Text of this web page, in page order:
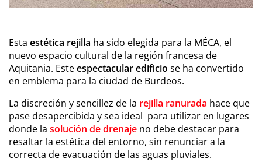
Esta estética rejilla ha sido elegida para la MÉCA, el
nuevo espacio cultural de la región francesa de
Aquitania. Esteespectacular edificio se ha convertido
en emblema para la ciudad de Burdeos.
La discreción y sencillez de la rejilla ranurada hace que
pase desapercibida y sea ideal para utilizar en lugares
donde la solución de drenaje no debe destacar para
resaltar la estética del entorno, sin renunciar a la
correcta de evacuación de las aguas pluviales.